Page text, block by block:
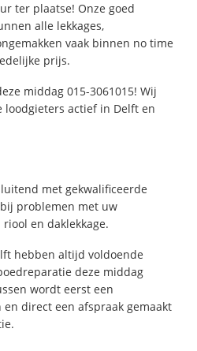
ter plaatse! Onze goed
alle lekkages,
vaak binnen no time
prijs.
middag 015-3061015! Wij
loodgieters actief in Delft en
met gekwalificeerde
problemen met uw
en daklekkage.
hebben altijd voldoende
deze middag
wordt eerst een
direct een afspraak gemaakt